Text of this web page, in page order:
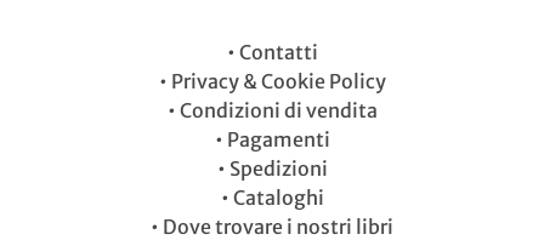
• Contatti
• Privacy & Cookie Policy
• Condizioni di vendita
• Pagamenti
• Spedizioni
• Cataloghi
• Dove trovare i nostri libri